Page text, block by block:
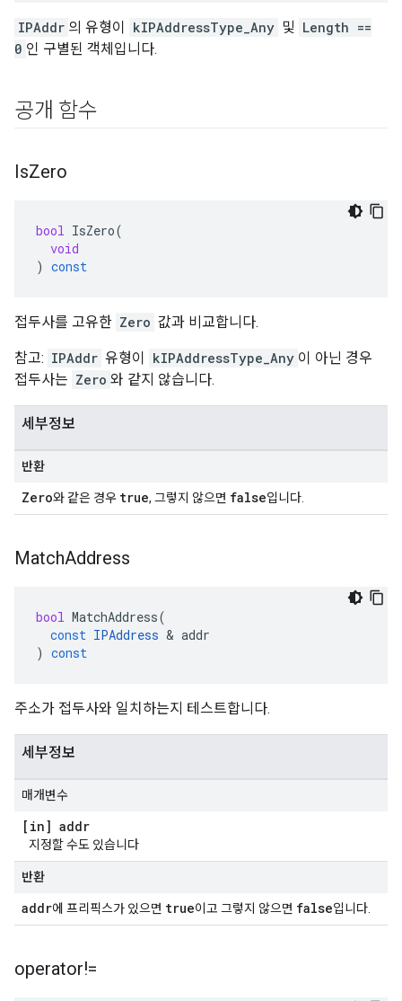
IPAddr 의 유형이 kIPAddressType_Any 및 Length ==
0 인 구별된 객체입니다.
공개 함수
IsZero
bool IsZero(
void
) const
접두사를 고유한 Zero 값과 비교합니다.
참고: IPAddr 유형이 kIPAddressType_Any 이 아닌 경우
접두사는 Zero 와 같지 않습니다.
세부정보
반환
Zero와 같은 경우 true, 그렇지 않으면 false입니다.
MatchAddress
bool MatchAddress(
const IPAddress & addr
) const
주소가 접두사와 일치하는지 테스트합니다.
세부정보
매개변수
[in] addr
지정할 수도 있습니다
반환
addr에 프리픽스가 있으면 true이고 그렇지 않으면 false입니다.
operator!=